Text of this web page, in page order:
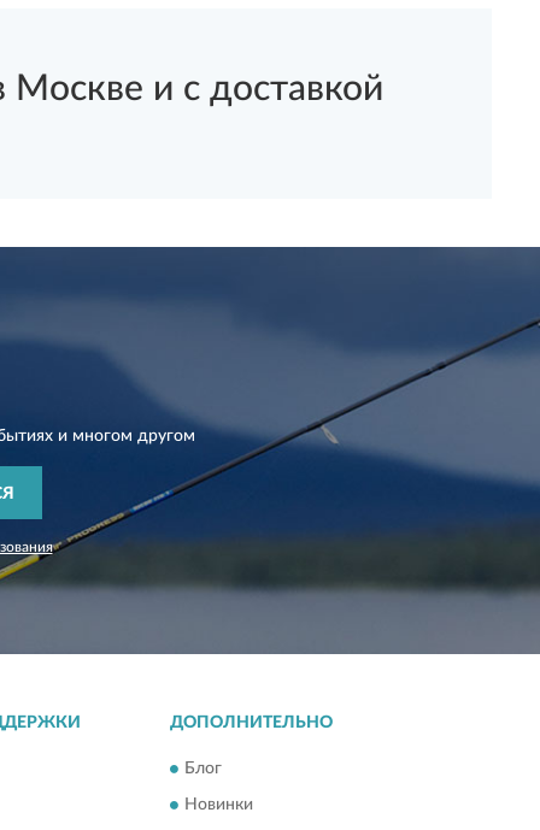
и с доставкой
и многом другом
ДОПОЛНИТЕЛЬНО
Блог
Новинки